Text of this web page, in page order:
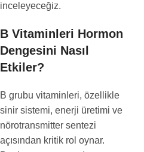
inceleyeceğiz.
B Vitaminleri Hormon
Dengesini Nasıl
Etkiler?
B grubu vitaminleri, özellikle
sinir sistemi, enerji üretimi ve
nörotransmitter sentezi
açısından kritik rol oynar.